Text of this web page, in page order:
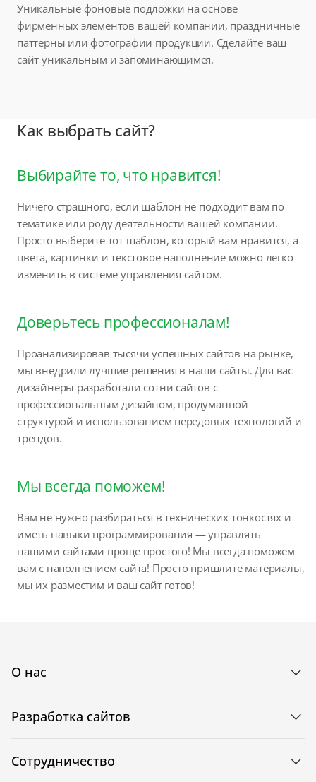
Уникальные фоновые подложки на основе
фирменных элементов вашей компании, праздничные
паттерны или фотографии продукции. Сделайте ваш
сайт уникальным и запоминающимся.
Как выбрать сайт?
Выбирайте то, что нравится!
Ничего страшного, если шаблон не подходит вам по
тематике или роду деятельности вашей компании.
Просто выберите тот шаблон, который вам нравится, а
цвета, картинки и текстовое наполнение можно легко
изменить в системе управления сайтом.
Доверьтесь профессионалам!
Проанализировав тысячи успешных сайтов на рынке,
мы внедрили лучшие решения в наши сайты. Для вас
дизайнеры разработали сотни сайтов с
профессиональным дизайном, продуманной
структурой и использованием передовых технологий и
трендов.
Мы всегда поможем!
Вам не нужно разбираться в технических тонкостях и
иметь навыки программирования — управлять
нашими сайтами проще простого! Мы всегда поможем
вам с наполнением сайта! Просто пришлите материалы,
мы их разместим и ваш сайт готов!
О нас
Разработка сайтов
Сотрудничество